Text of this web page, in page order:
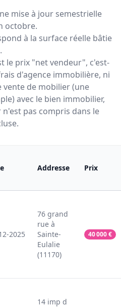
mise à jour semestrielle
octobre.
à la surface réelle bâtie
le prix "net vendeur", c'est-
d'agence immobilière, ni
vente de mobilier (une
avec le bien immobilier,
pas compris dans le
Addresse Prix
2025
76 grand
rue à
Sainte-
Eulalie
(11170)
40 000€
14 imp d